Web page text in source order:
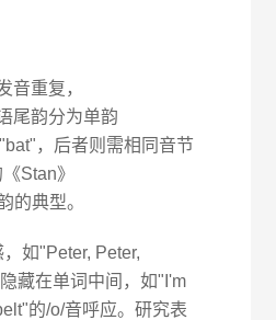
音重复，
尾韵分为单韵
，后者则需相同音节
Stan》
的典型。
如"Peter, Peter,
藏在单词中间，如"I'm
的/o/音呼应。研究表